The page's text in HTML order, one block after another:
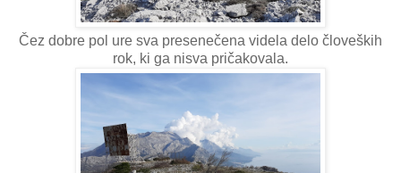
Čez dobre pol ure sva presenečena videla delo človeških
rok, ki ga nisva pričakovala.